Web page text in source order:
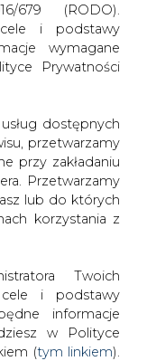
679 (RODO).
i podstawy
wymagane
Prywatności
dostępnych
przetwarzamy
przy zakładaniu
Przetwarzamy
lub do których
korzystania z
Twoich
i podstawy
informacje
w Polityce
(tym linkiem).
CIRE
skomentuj
: